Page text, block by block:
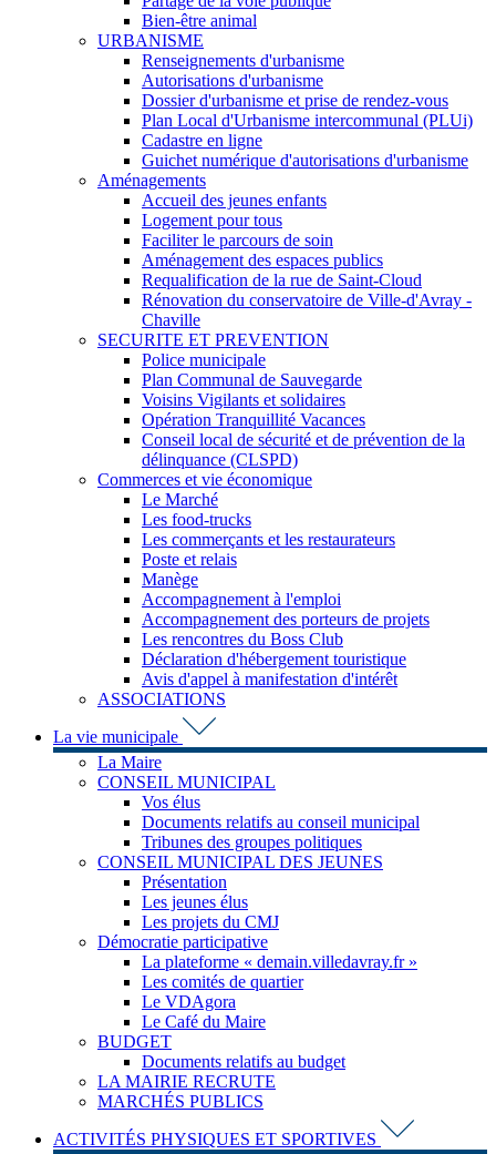
Bien-être animal
URBANISME
Renseignements d'urbanisme
Autorisations d'urbanisme
Dossier d'urbanisme et prise de rendez-vous
Plan Local d'Urbanisme intercommunal (PLUi)
Cadastre en ligne
Guichet numérique d'autorisations d'urbanisme
Aménagements
Accueil des jeunes enfants
Logement pour tous
Faciliter le parcours de soin
Aménagement des espaces publics
Requalification de la rue de Saint-Cloud
Rénovation du conservatoire de Ville-d'Avray -
Chaville
SECURITE ET PREVENTION
Police municipale
Plan Communal de Sauvegarde
Voisins Vigilants et solidaires
Opération Tranquillité Vacances
Conseil local de sécurité et de prévention de la
délinquance (CLSPD)
Commerces et vie économique
Le Marché
Les food-trucks
Les commerçants et les restaurateurs
Poste et relais
Manège
Accompagnement à l'emploi
Accompagnement des porteurs de projets
Les rencontres du Boss Club
Déclaration d'hébergement touristique
Avis d'appel à manifestation d'intérêt
ASSOCIATIONS
La vie municipale
La Maire
CONSEIL MUNICIPAL
Vos élus
Documents relatifs au conseil municipal
Tribunes des groupes politiques
CONSEIL MUNICIPAL DES JEUNES
Présentation
Les jeunes élus
Les projets du CMJ
Démocratie participative
La plateforme « demain.villedavray.fr »
Les comités de quartier
Le VDAgora
Le Café du Maire
BUDGET
Documents relatifs au budget
LA MAIRIE RECRUTE
MARCHÉS PUBLICS
ACTIVITÉS PHYSIQUES ET SPORTIVES